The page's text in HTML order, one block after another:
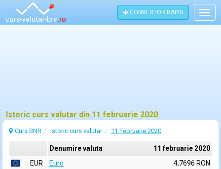
CONVERTOR RAPID
Istoric curs valutar din 11 februarie 2020
Curs BNR Istoric curs valutar 11 Februarie 2020
Denumire valuta
11 februarie 2020
EUR
Euro
4,7696 RON